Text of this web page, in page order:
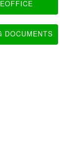
DOCUMENTS